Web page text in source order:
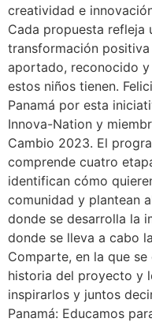
creatividad e
Cada propuesta refleja
transformación
aportado, reconocido
estos niños tienen.
Panamá por esta
Innova-Nation y
Cambio 2023. El
comprende cuatro
identifican cómo
comunidad y plantean
donde se desarrolla la
donde se lleva a cabo
Comparte, en la que
historia del proyecto y
inspirarlos y juntos
Panamá: Educamos